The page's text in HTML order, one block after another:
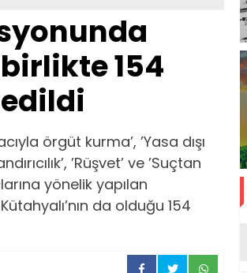
154
örgüt kurma’, ’Yasa dışı
’Rüşvet’ ve ’Suçtan
yönelik yapılan
da olduğu 154